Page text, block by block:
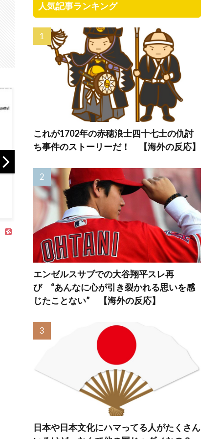
さんが私に
使おうと、
には関係な
う言われた
計を分けた
本政府が、アメリ
カ政府によるネッ
トミームとしての
任天堂やポケモン
使用に対して警告
→ 「若者票を集め
たいんだろうな」
「任天堂の法務部
隊が出てくるぞ」
れた転生重騎士は
ゲーム知識で無双
する』第6話「道化
師ルーチェ」、幸
運500%アップのル
ーチェ加入と“回想
の回想”に海外が絶
叫「今期のスロッ
プ（駄作）の王
だ」
人気記事ランキング
これが1702年の赤穂浪士四十七士の仇討
ち事件のストーリーだ！ 【海外の反応】
エンゼルスサブでの大谷翔平スレ再
び “あんなに心が引き裂かれる思いを感
じたことない” 【海外の反応】
日本や日本文化にハマってる人がたくさん